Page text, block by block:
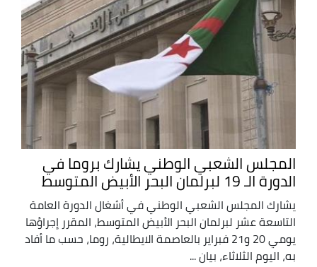
المجلس الشعبي الوطني يشارك بروما في
الدورة الـ 19 لبرلمان البحر الأبيض المتوسط
يشارك المجلس الشعبي الوطني في أشغال الدورة العامة
التاسعة عشر لبرلمان البحر الأبيض المتوسط، المقرر إجراؤها
يومي 20 و21 فبراير بالعاصمة الايطالية، روما، حسب ما أفاد
به، اليوم الثلاثاء، بيان ...